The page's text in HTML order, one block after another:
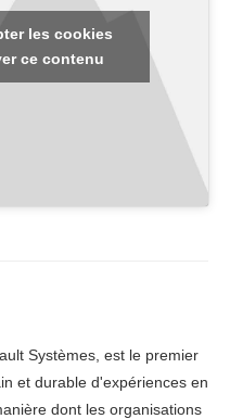
les cookies
ce contenu
Systèmes, est le premier
et durable d'expériences en
dont les organisations